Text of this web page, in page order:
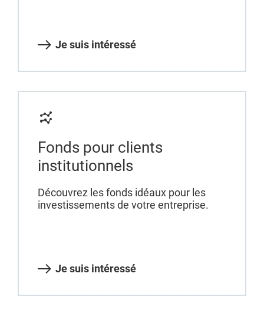
Je suis intéressé
Fonds pour clients
institutionnels
Découvrez les fonds idéaux pour les
investissements de votre entreprise.
Je suis intéressé